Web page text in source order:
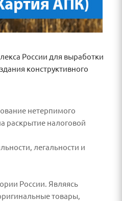
России для выработки
конструктивного
нетерпимого
раскрытие налоговой
легальности и
России. Являясь
товары,